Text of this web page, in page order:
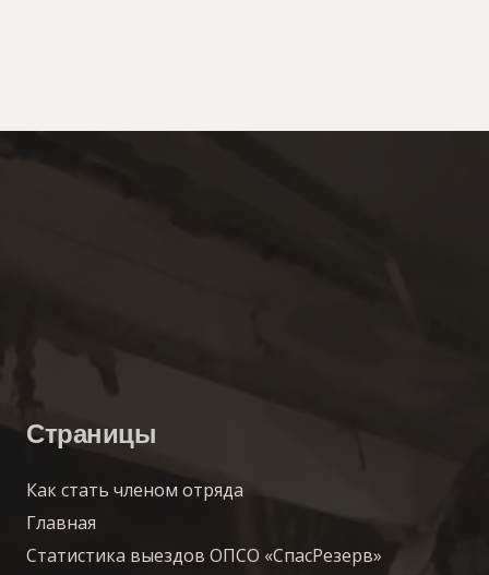
Страницы
Как стать членом отряда
Главная
Статистика выездов ОПСО «СпасРезерв»